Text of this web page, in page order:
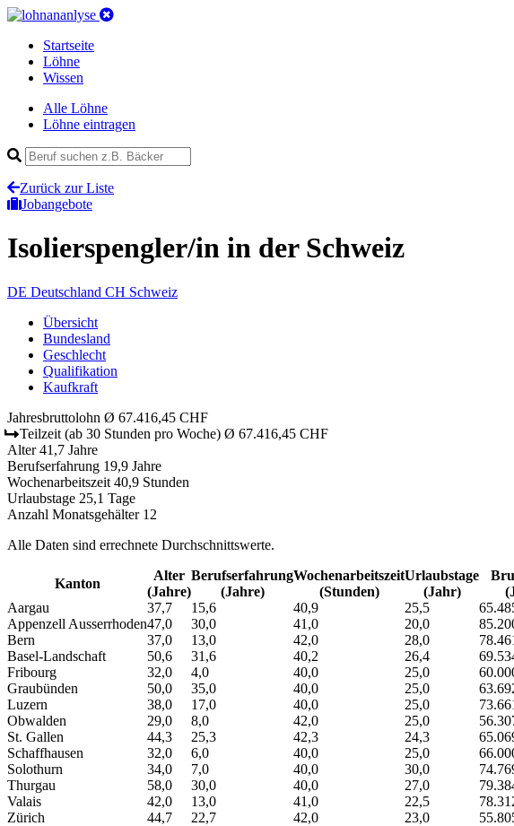
Startseite
Löhne
Wissen
Alle Löhne
Löhne eintragen
Zurück zur Liste
Jobangebote
Isolierspengler/in in der Schweiz
DE Deutschland CH Schweiz
Übersicht
Bundesland
Geschlecht
Qualifikation
Kaufkraft
Jahresbruttolohn Ø 67.416,45 CHF
Teilzeit (ab 30 Stunden pro Woche) Ø 67.416,45 CHF
Alter 41,7 Jahre
Berufserfahrung 19,9 Jahre
Wochenarbeitszeit 40,9 Stunden
Urlaubstage 25,1 Tage
Anzahl Monatsgehälter 12
Alle Daten sind errechnete Durchschnittswerte.
Kanton
Alter
(Jahre)
Berufs­erfahrung
(Jahre)
Wochen­arbeitszeit
(Stunden)
Urlaubs­tage
(Jahr)
Aargau
37,7 15,6 40,9 25,5
Appenzell Ausserrhoden47,0 30,0 41,0 20,0
Bern
37,0 13,0 42,0 28,0
Basel-Landschaft
50,6 31,6 40,2 26,4
Fribourg
32,0 4,0 40,0 25,0
Graubünden
50,0 35,0 40,0 25,0
Luzern
38,0 17,0 40,0 25,0
Obwalden
29,0 8,0 42,0 25,0
St. Gallen
44,3 25,3 42,3 24,3
Schaffhausen
32,0 6,0 40,0 25,0
Solothurn
34,0 7,0 40,0 30,0
Thurgau
58,0 30,0 40,0 27,0
Valais
42,0 13,0 41,0 22,5
Zürich
44,7 22,7 42,0 23,0